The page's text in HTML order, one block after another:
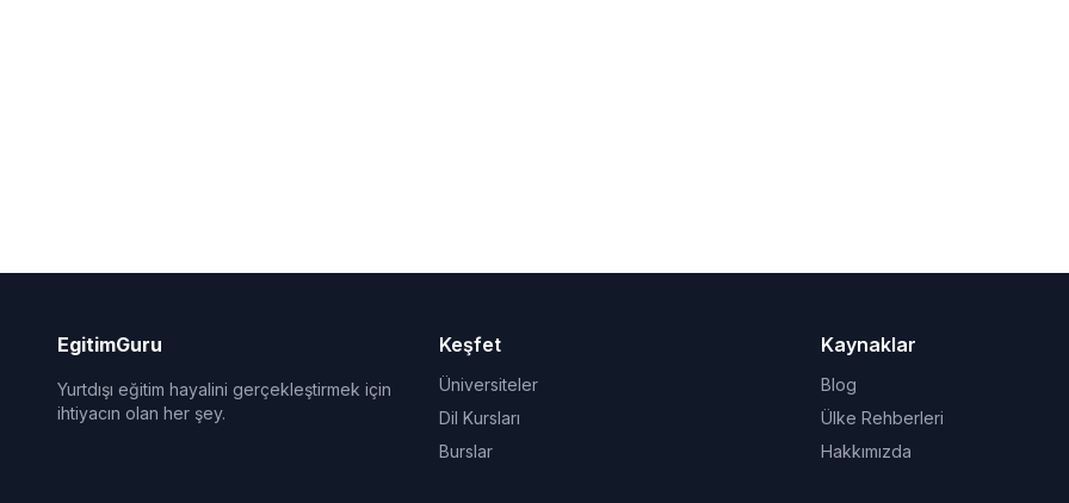
EgitimGuru
Yurtdışı eğitim hayalini gerçekleştirmek için
ihtiyacın olan her şey.
Keşfet
Üniversiteler
Dil Kursları
Burslar
Kaynaklar
Blog
Ülke Rehberleri
Hakkımızda